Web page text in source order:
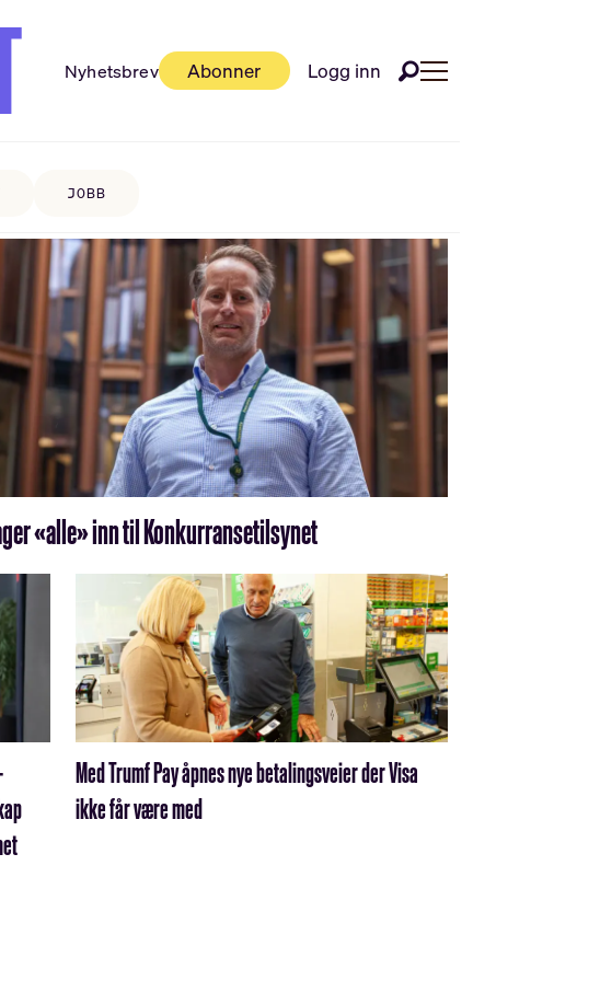
Nyhetsbrev Abonner Logg inn
JOBB
«alle» inn til Konkurransetilsynet
Med Trumf Pay åpnes nye betalings­veier der Visa
ikke får være med